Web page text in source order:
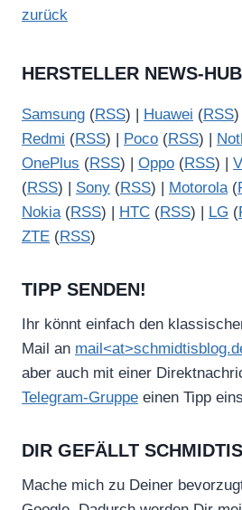
zurück
HERSTELLER NEWS-HUB
Samsung (RSS) | Huawei (RSS)
Redmi (RSS) | Poco (RSS) |
OnePlus (RSS) | Oppo (RSS) |
(RSS) | Sony (RSS) | Motorola(
Nokia(RSS) | HTC (RSS) | LG (
ZTE (RSS)
TIPP SENDEN!
Ihr könnt einfach den
Mail an
aber auch mit einer
Telegram-Gruppe einen Tipp
DIR GEFÄLLT
Mache mich zu Deiner